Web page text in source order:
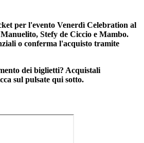
per l'evento Venerdì Celebration al
Stefy de Ciccio e Mambo.
o conferma l'acquisto tramite
dei biglietti? Acquistali
sul pulsate qui sotto.